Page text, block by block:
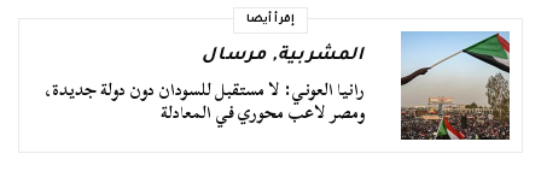
إقرأ أيضا
المشربية,مرسال
رانيا العوني: لا مستقبل للسودان دون دولة جديدة،
ومصر لاعب محوري في المعادلة